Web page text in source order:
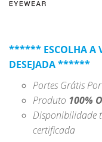
****** ESCOLHA A
DESEJADA ******
Portes Grátis
Produto 100%
Disponibilidade
certificada